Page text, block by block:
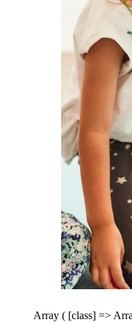
Array ( [class] =>